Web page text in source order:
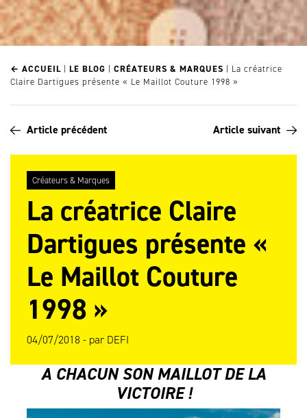
← ACCUEIL | LE BLOG | CRÉATEURS & MARQUES | La créatrice
Claire Dartigues présente « Le Maillot Couture 1998 »
Article précédent Article suivant
Créateurs & Marques
La créatrice Claire
Dartigues présente «
Le Maillot Couture
1998 »
04/07/2018 - par DEFI
A CHACUN SON MAILLOT DE LA
VICTOIRE !